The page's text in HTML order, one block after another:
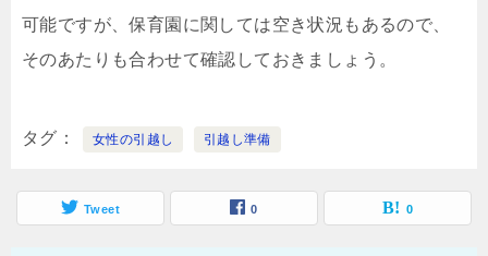
可能ですが、保育園に関しては空き状況もあるので、
そのあたりも合わせて確認しておきましょう。
タグ 女性の引越し 引越し準備
Tweet 0 0